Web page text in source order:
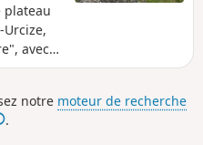
plateau
avec
et sa
cette
en
notre moteur de recherche
.